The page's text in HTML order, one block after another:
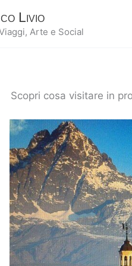
Livio
Arte e Social
Scopri cosa visitare in